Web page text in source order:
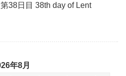
38日目 38th day of Lent
年8月